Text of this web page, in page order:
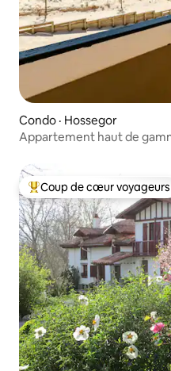
Condo · Hossegor
Appartement haut de
Coup de cœur voyageurs
Coup de cœur voyageurs